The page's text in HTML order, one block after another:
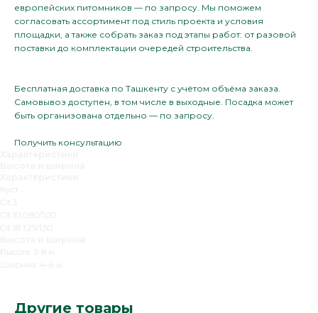
европейских питомников — по запросу. Мы поможем
согласовать ассортимент под стиль проекта и условия
площадки, а также собрать заказ под этапы работ: от разовой
поставки до комплектации очередей строительства.
Бесплатная доставка по Ташкенту с учётом объёма заказа.
Самовывоз доступен, в том числе в выходные. Посадка может
быть организована отдельно — по запросу.
Получить консультацию
Куст
Clt.3
Clt.10 0,80/1,00
Clt.18 1,25/1,50
Высота: 3-8 м.
Ширина: 4-6 м.
Другие товары